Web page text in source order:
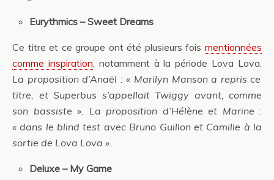
Eurythmics – Sweet Dreams
Ce titre et ce groupe ont été plusieurs fois mentionnées
comme inspiration, notamment à la période Lova Lova.
La proposition d’Anaël : « Marilyn Manson a repris ce
titre, et Superbus s’appellait Twiggy avant, comme
son bassiste ». La proposition d’Hélène et Marine :
« dans le blind test avec Bruno Guillon et Camille à la
sortie de Lova Lova ».
Deluxe – My Game